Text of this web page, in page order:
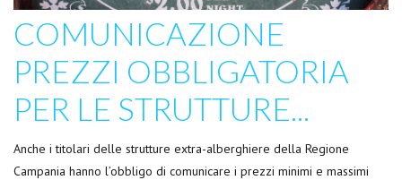
COMUNICAZIONE
PREZZI OBBLIGATORIA
PER LE STRUTTURE...
Anche i titolari delle strutture extra-alberghiere della Regione
Campania hanno l’obbligo di comunicare i prezzi minimi e massimi